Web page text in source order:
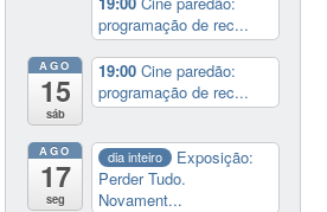
programação de rec...
AGO
15
sáb
19:00Cine paredão:
programação de rec...
AGO
17
seg
dia inteiro
Exposição:
Perder Tudo.
Novament...